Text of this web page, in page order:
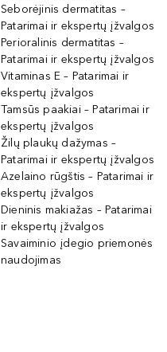
Seborėjinis dermatitas –
Patarimai ir ekspertų įžvalgos
Perioralinis dermatitas –
Patarimai ir ekspertų įžvalgos
Vitaminas E – Patarimai ir
ekspertų įžvalgos
Tamsūs paakiai – Patarimai ir
ekspertų įžvalgos
Žilų plaukų dažymas –
Patarimai ir ekspertų įžvalgos
Azelaino rūgštis – Patarimai ir
ekspertų įžvalgos
Dieninis makiažas – Patarimai
ir ekspertų įžvalgos
Savaiminio įdegio priemonės
naudojimas